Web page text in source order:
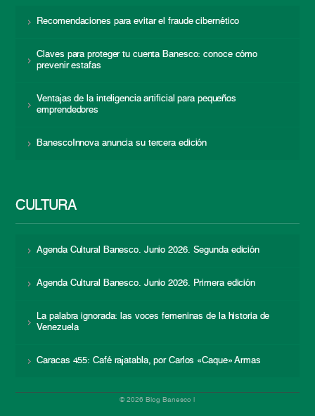
Recomendaciones para evitar el fraude cibernético
Claves para proteger tu cuenta Banesco: conoce cómo
prevenir estafas
Ventajas de la inteligencia artificial para pequeños
emprendedores
BanescoInnova anuncia su tercera edición
CULTURA
Agenda Cultural Banesco. Junio 2026. Segunda edición
Agenda Cultural Banesco. Junio 2026. Primera edición
La palabra ignorada: las voces femeninas de la historia de
Venezuela
Caracas 455: Café rajatabla, por Carlos «Caque» Armas
© 2026 Blog Banesco |